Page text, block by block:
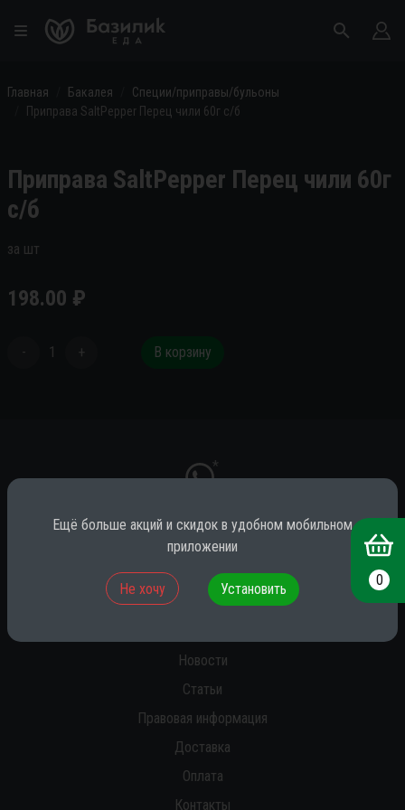
Главная Бакалея
Специи/приправы/бульоны
Приправа SaltPepper Перец чили 60г с/б
Приправа SaltPepper Перец чили 60г
с/б
за шт
198.00 ₽
- 1 + В корзину
*
* принадлежит компании Meta (признана экстремистской на территории
Новости
Статьи
Правовая информация
Доставка
Оплата
Контакты
0
Ещё больше акций и скидок в удобном мобильном
приложении
Не хочу Установить